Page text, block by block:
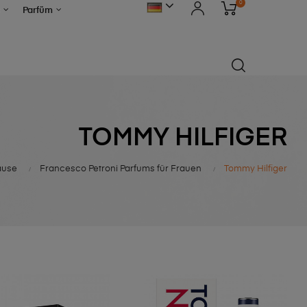
Parfüm
0
TOMMY HILFIGER
Francesco Petroni Parfums für Frauen Tommy Hilfiger